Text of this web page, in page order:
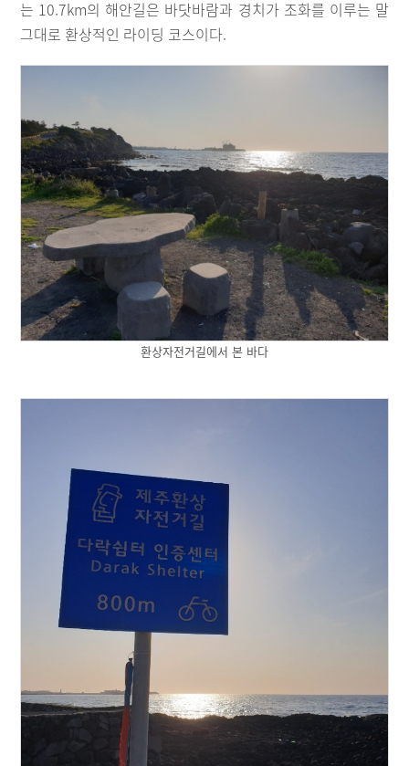
는 10.7km의 해안길은 바닷바람과 경치가 조화를 이루는 말
그대로 환상적인 라이딩 코스이다.
환상자전거길에서 본 바다